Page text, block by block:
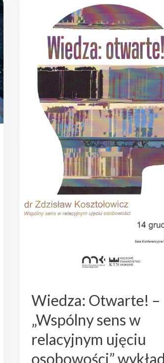
Wiedza: Otwarte! –
„Wspólny sens w
relacyjnym ujęciu
osobowości”